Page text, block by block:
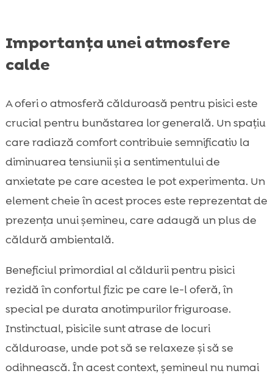
Importanța unei atmosfere
calde
A oferi o atmosferă călduroasă pentru pisici este
crucial pentru bunăstarea lor generală. Un spațiu
care radiază comfort contribuie semnificativ la
diminuarea tensiunii și a sentimentului de
anxietate pe care acestea le pot experimenta. Un
element cheie în acest proces este reprezentat de
prezența unui șemineu, care adaugă un plus de
căldură ambientală.
Beneficiul primordial al căldurii pentru pisici
rezidă în confortul fizic pe care le-l oferă, în
special pe durata anotimpurilor friguroase.
Instinctual, pisicile sunt atrase de locuri
călduroase, unde pot să se relaxeze și să se
odihnească. În acest context, șemineul nu numai